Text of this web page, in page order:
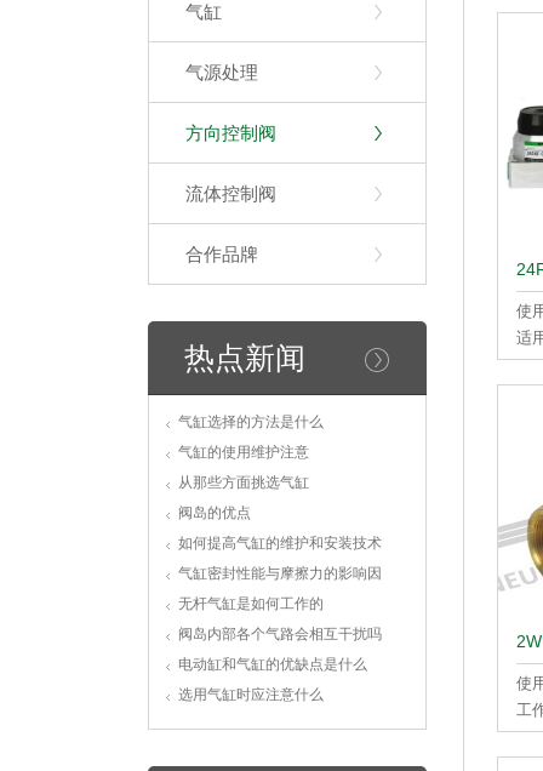
气缸
气源处理
方向控制阀
流体控制阀
合作品牌
热点新闻
气缸选择的方法是什么
气缸的使用维护注意
从那些方面挑选气缸
阀岛的优点
如何提高气缸的维护和安装技术
气缸密封性能与摩擦力的影响因
无杆气缸是如何工作的
阀岛内部各个气路会相互干扰吗
电动缸和气缸的优缺点是什么
选用气缸时应注意什么
使
适
耐
流
使
工
最
最